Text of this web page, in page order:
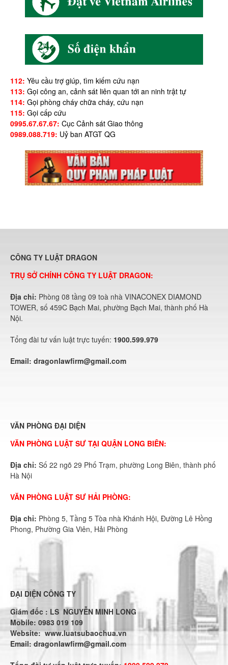
112: Yêu cầu trợ giúp, tìm kiếm cứu nạn
113: Gọi công an, cảnh sát liên quan tới an ninh trật tự
114: Gọi phòng cháy chữa cháy, cứu nạn
115: Gọi cấp cứu
0995.67.67.67: Cục Cảnh sát Giao thông
0989.088.719: Uỷ ban ATGT QG
CÔNG TY LUẬT DRAGON
TRỤ SỞ CHÍNH CÔNG TY LUẬT DRAGON:
Địa chỉ: Phòng 08 tầng 09 toà nhà VINACONEX DIAMOND
TOWER, số 459C Bạch Mai, phường Bạch Mai, thành phố Hà
Nội.
Tổng đài tư vấn luật trực tuyến: 1900.599.979
Email: dragonlawfirm@gmail.com
VĂN PHÒNG ĐẠI DIỆN
VĂN PHÒNG LUẬT SƯ TẠI QUẬN LONG BIÊN:
Địa chỉ: Số 22 ngõ 29 Phố Trạm, phường Long Biên, thành phố
Hà Nội
VĂN PHÒNG LUẬT SƯ HẢI PHÒNG:
Địa chỉ: Phòng 5, Tầng 5 Tòa nhà Khánh Hội, Đường Lê Hồng
Phong, Phường Gia Viên, Hải Phòng
ĐẠI DIỆN CÔNG TY
Giám đốc : LS NGUYỄN MINH LONG
Mobile: 0983 019 109
Website:www.luatsubaochua.vn
Email: dragonlawfirm@gmail.com